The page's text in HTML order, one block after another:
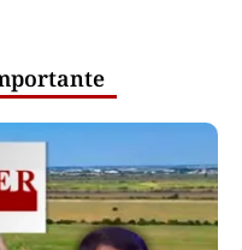
pe economia
comportamentul